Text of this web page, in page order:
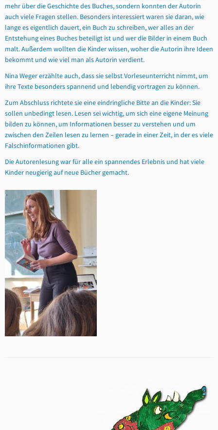
mehr über die Geschichte des Buches, sondern konnten der Autorin
auch viele Fragen stellen. Besonders interessiert waren sie daran, wie
lange es eigentlich dauert, ein Buch zu schreiben, wer alles an der
Entstehung eines Buches beteiligt ist und wer die Bilder in einem Buch
malt. Außerdem wollten die Kinder wissen, woher die Autorin ihre Ideen
bekommt und wie viel man als Autorin verdient.
Nina Weger erzählte auch, dass sie selbst Vorleseunterricht nimmt, um
ihre Texte besonders spannend und lebendig vortragen zu können.
Zum Abschluss richtete sie eine eindringliche Bitte an die Kinder: Sie
sollen unbedingt lesen. Lesen sei wichtig, um sich eine eigene Meinung
bilden zu können, um Informationen besser zu verstehen und um
zwischen den Zeilen lesen zu lernen – gerade in einer Zeit, in der es viele
Falschinformationen gibt.
Die Autorenlesung war für alle ein spannendes Erlebnis und hat viele
Kinder neugierig auf neue Bücher gemacht.